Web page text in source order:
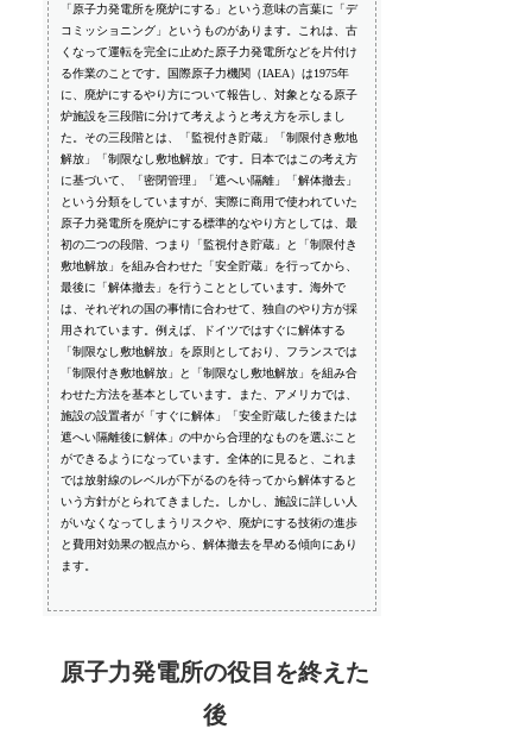
「原子力発電所を廃炉にする」という意味の言葉に「デ
コミッショニング」というものがあります。これは、古
くなって運転を完全に止めた原子力発電所などを片付け
る作業のことです。国際原子力機関（IAEA）は1975年
に、廃炉にするやり方について報告し、対象となる原子
炉施設を三段階に分けて考えようと考え方を示しまし
た。その三段階とは、「監視付き貯蔵」「制限付き敷地
解放」「制限なし敷地解放」です。日本ではこの考え方
に基づいて、「密閉管理」「遮へい隔離」「解体撤去」
という分類をしていますが、実際に商用で使われていた
原子力発電所を廃炉にする標準的なやり方としては、最
初の二つの段階、つまり「監視付き貯蔵」と「制限付き
敷地解放」を組み合わせた「安全貯蔵」を行ってから、
最後に「解体撤去」を行うこととしています。海外で
は、それぞれの国の事情に合わせて、独自のやり方が採
用されています。例えば、ドイツではすぐに解体する
「制限なし敷地解放」を原則としており、フランスでは
「制限付き敷地解放」と「制限なし敷地解放」を組み合
わせた方法を基本としています。また、アメリカでは、
施設の設置者が「すぐに解体」「安全貯蔵した後または
遮へい隔離後に解体」の中から合理的なものを選ぶこと
ができるようになっています。全体的に見ると、これま
では放射線のレベルが下がるのを待ってから解体すると
いう方針がとられてきました。しかし、施設に詳しい人
がいなくなってしまうリスクや、廃炉にする技術の進歩
と費用対効果の観点から、解体撤去を早める傾向にあり
ます。
原子力発電所の役目を終えた
後